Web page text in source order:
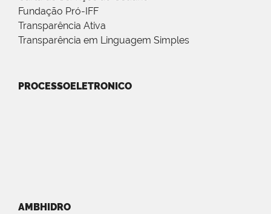
Fundação Pró-IFF
Transparência Ativa
Transparência em Linguagem Simples
PROCESSOELETRONICO
AMBHIDRO